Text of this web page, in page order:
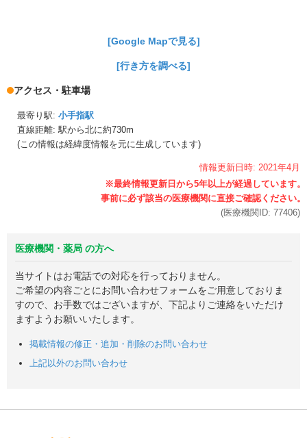
[Google Mapで見る]
[行き方を調べる]
アクセス・駐車場
最寄り駅: 小手指駅
直線距離: 駅から北に約730m
(この情報は経緯度情報を元に生成しています)
情報更新日時: 2021年4月
(医療機関ID: 77406)
医療機関・薬局 の方へ
当サイトはお電話での対応を行っておりません。
ご希望の内容ごとにお問い合わせフォームをご用意しておりま
すので、お手数ではございますが、下記よりご連絡をいただけ
ますようお願いいたします。
掲載情報の修正・追加・削除のお問い合わせ
上記以外のお問い合わせ